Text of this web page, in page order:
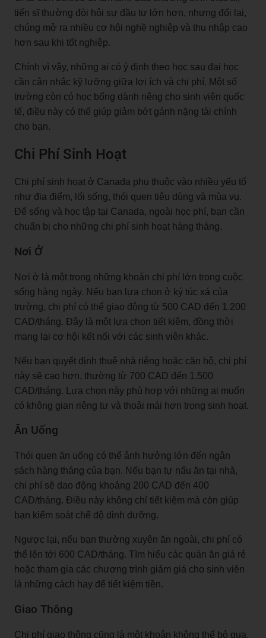
tiến sĩ thường đòi hỏi sự đầu tư lớn hơn, nhưng đổi lại,
chúng mở ra nhiều cơ hội nghề nghiệp và thu nhập cao
hơn sau khi tốt nghiệp.
Chính vì vậy, những ai có ý định theo học sau đại học
cần cân nhắc kỹ lưỡng giữa lợi ích và chi phí. Một số
trường còn có học bổng dành riêng cho sinh viên quốc
tế, điều này có thể giúp giảm bớt gánh nặng tài chính
cho bạn.
Chi Phí Sinh Hoạt
Chi phí sinh hoạt ở Canada phụ thuộc vào nhiều yếu tố
như địa điểm, lối sống, thói quen tiêu dùng và mùa vụ.
Để sống và học tập tại Canada, ngoài học phí, bạn cần
chuẩn bị cho những chi phí sinh hoạt hàng tháng.
Nơi Ở
Nơi ở là một trong những khoản chi phí lớn trong cuộc
sống hàng ngày. Nếu bạn lựa chọn ở ký túc xá của
trường, chi phí có thể giao động từ 500 CAD đến 1.200
CAD/tháng. Đây là một lựa chọn tiết kiệm, đồng thời
mang lại cơ hội kết nối với các sinh viên khác.
Nếu bạn quyết định thuê nhà riêng hoặc căn hộ, chi phí
này sẽ cao hơn, thường từ 700 CAD đến 1.500
CAD/tháng. Lựa chọn này phù hợp với những ai muốn
có không gian riêng tư và thoải mái hơn trong sinh hoạt.
Ăn Uống
Thói quen ăn uống có thể ảnh hưởng lớn đến ngân
sách hàng tháng của bạn. Nếu bạn tự nấu ăn tại nhà,
chi phí sẽ dao động khoảng 200 CAD đến 400
CAD/tháng. Điều này không chỉ tiết kiệm mà còn giúp
bạn kiểm soát chế độ dinh dưỡng.
Ngược lại, nếu bạn thường xuyên ăn ngoài, chi phí có
thể lên tới 600 CAD/tháng. Tìm hiểu các quán ăn giá rẻ
hoặc tham gia các chương trình giảm giá cho sinh viên
là những cách hay để tiết kiệm tiền.
Giao Thông
Chi phí giao thông cũng là một khoản không thể bỏ qua.